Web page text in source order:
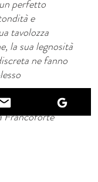
perfetto
e
tavolozza
la sua legnosità
ne fanno
Francoforte